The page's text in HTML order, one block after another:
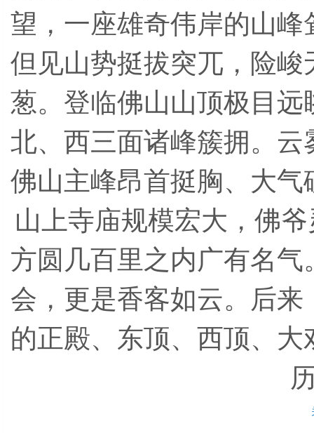
望，一座雄奇伟岸的山
但见山势挺拔突兀，险
葱。登临佛山山顶极目
北、西三面诸峰簇拥。
佛山主峰昂首挺胸、大
山上寺庙规模宏大，佛
方圆几百里之内广有名
会，更是香客如云。后
的正殿、东顶、西顶、